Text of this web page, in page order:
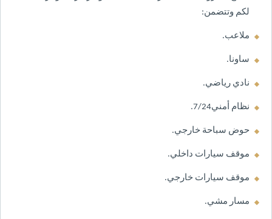
لكم وتتضمن:
ملاعب.
ساونا.
نادي رياضي.
نظام أمني7/24.
حوض سباحة خارجي.
موقف سيارات داخلي.
موقف سيارات خارجي.
مسار مشي.